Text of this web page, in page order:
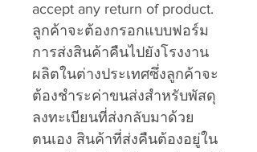
accept any return of product.
ลูกค้าจะต้องกรอกแบบฟอร์ม
การส่งสินค้าคืนไปยังโรงงาน
ผลิตในต่างประเทศซึ่งลูกค้าจะ
ต้องชำระค่าขนส่งสำหรับพัสดุ
ลงทะเบียนที่ส่งกลับมาด้วย
ตนเอง สินค้าที่ส่งคืนต้องอยู่ใน